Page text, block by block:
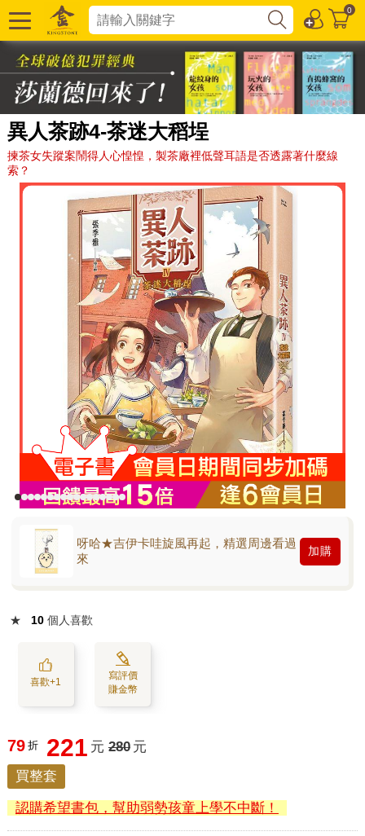
0
異人茶跡4-茶迷大稻埕
揀茶女失蹤案鬧得人心惶惶，製茶廠裡低聲耳語是否透露著什麼線
索？
呀哈★吉伊卡哇旋風再起，精選周邊看過
來
加購
★ 10 個人喜歡
喜歡+1
寫評價
賺金幣
79 折 221 元 280 元
買整套
認購希望書包，幫助弱勢孩童上學不中斷！